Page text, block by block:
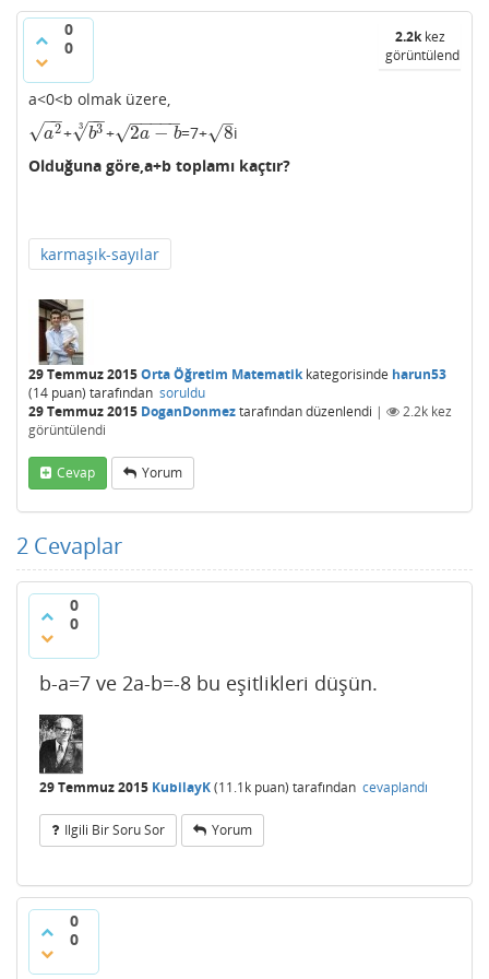
0
0
2.2kkez
görüntülendi
a<0<b olmak üzere,
a2
−−
√
a2 + b3
−
−
√
3
b33 + 2a − b
− −
−−−
√
2a−b =7+ 8
–
√
8
i
Olduğuna göre,a+b toplamı kaçtır?
− −
√
karmaşık-sayılar
29 Temmuz 2015Orta Öğretim Matematikkategorisinde harun53
(14 puan) tarafından soruldu
29 Temmuz 2015 DoganDonmeztarafındandüzenlendi | 2.2k kez
görüntülendi
Cevap Yorum
2 Cevaplar
0
0
b-a=7 ve 2a-b=-8 bu eşitlikleri düşün.
29 Temmuz 2015 KubilayK(11.1k puan) tarafından cevaplandı
Ilgili Bir Soru Sor Yorum
0
0